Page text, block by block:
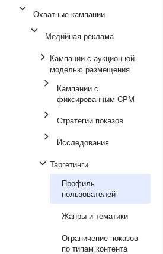
Охватные кампании
Медийная реклама
Кампании с аукционной
моделью размещения
Кампании с
фиксированным CPM
Стратегии показов
Исследования
Таргетинги
Профиль
пользователей
Жанры и тематики
Ограничение показов
по типам контента